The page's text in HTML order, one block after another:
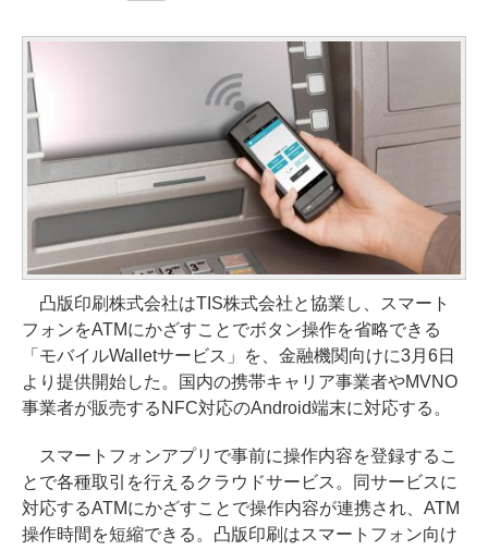
凸版印刷株式会社はTIS株式会社と協業し、スマート
フォンをATMにかざすことでボタン操作を省略できる
「モバイルWalletサービス」を、金融機関向けに3月6日
より提供開始した。国内の携帯キャリア事業者やMVNO
事業者が販売するNFC対応のAndroid端末に対応する。
スマートフォンアプリで事前に操作内容を登録するこ
とで各種取引を行えるクラウドサービス。同サービスに
対応するATMにかざすことで操作内容が連携され、ATM
操作時間を短縮できる。凸版印刷はスマートフォン向け